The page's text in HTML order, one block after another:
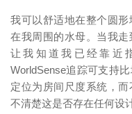
我可以舒适地在整个圆
在我周围的水母。当我走
让我知道我已经靠近
WorldSense追踪可支持
定位为房间尺度系统，
不清楚这是否存在任何设